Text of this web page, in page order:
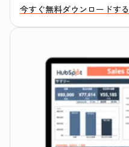
今すぐ無料ダウンロードする